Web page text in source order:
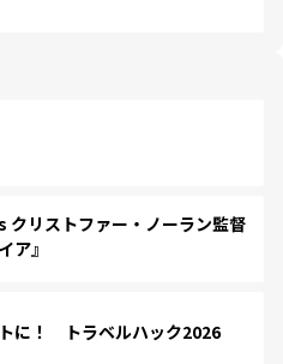
リストファー・ノーラン監督
ア』
に！ トラベルハック2026